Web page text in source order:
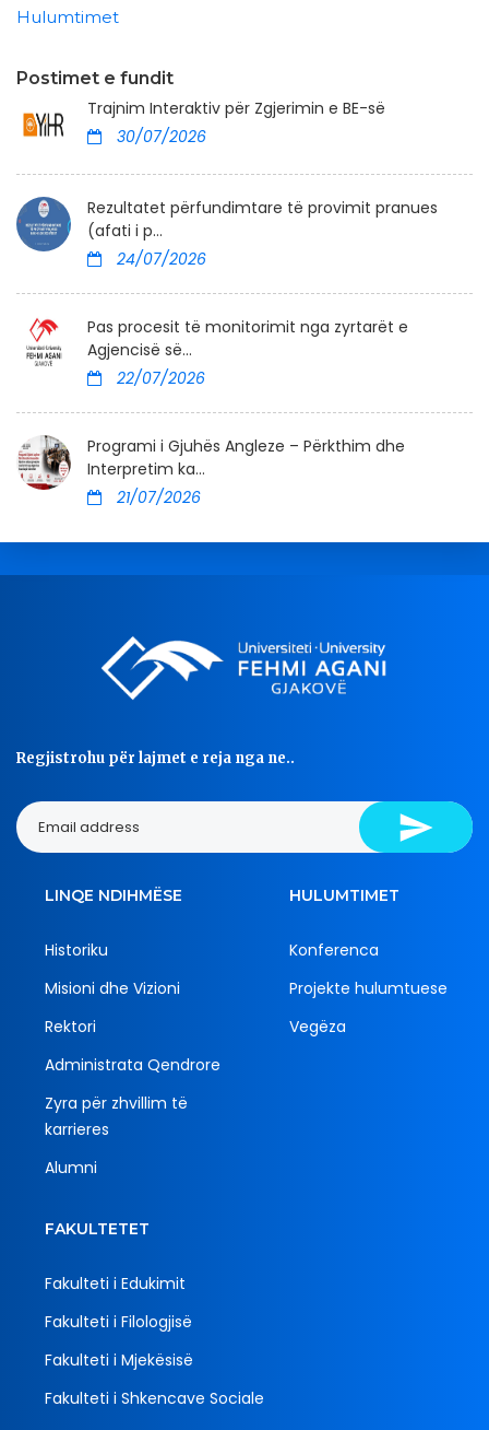
Hulumtimet
Postimet e fundit
Trajnim Interaktiv për Zgjerimin e BE-së
30/07/2026
Rezultatet përfundimtare të provimit pranues
(afati i p...
24/07/2026
Pas procesit të monitorimit nga zyrtarët e
Agjencisë së...
22/07/2026
Programi i Gjuhës Angleze – Përkthim dhe
Interpretim ka...
21/07/2026
Regjistrohu për lajmet e reja nga ne..
LINQE NDIHMËSE
Historiku
Misioni dhe Vizioni
Rektori
Administrata Qendrore
Zyra për zhvillim të
karrieres
Alumni
HULUMTIMET
Konferenca
Projekte hulumtuese
Vegëza
FAKULTETET
Fakulteti i Edukimit
Fakulteti i Filologjisë
Fakulteti i Mjekësisë
Fakulteti i Shkencave Sociale